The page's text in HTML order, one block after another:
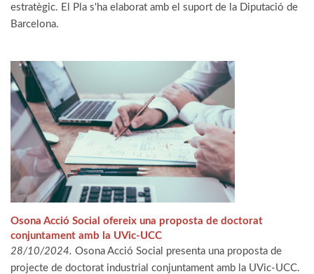
estratègic. El Pla s'ha elaborat amb el suport de la Diputació de
Barcelona.
Osona Acció Social ofereix una proposta de doctorat
conjuntament amb la UVic-UCC
28/10/2024. Osona Acció Social presenta una proposta de
projecte de doctorat industrial conjuntament amb la UVic-UCC.